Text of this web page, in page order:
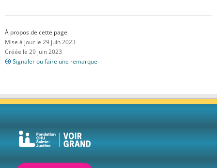
À propos de cette page
Mise à jour le 29 juin 2023
Créée le 29 juin 2023
Signaler ou faire une remarque